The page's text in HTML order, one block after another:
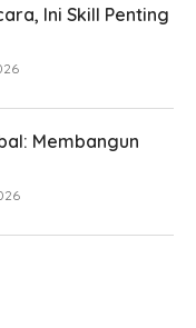
Ini Skill Penting
Membangun